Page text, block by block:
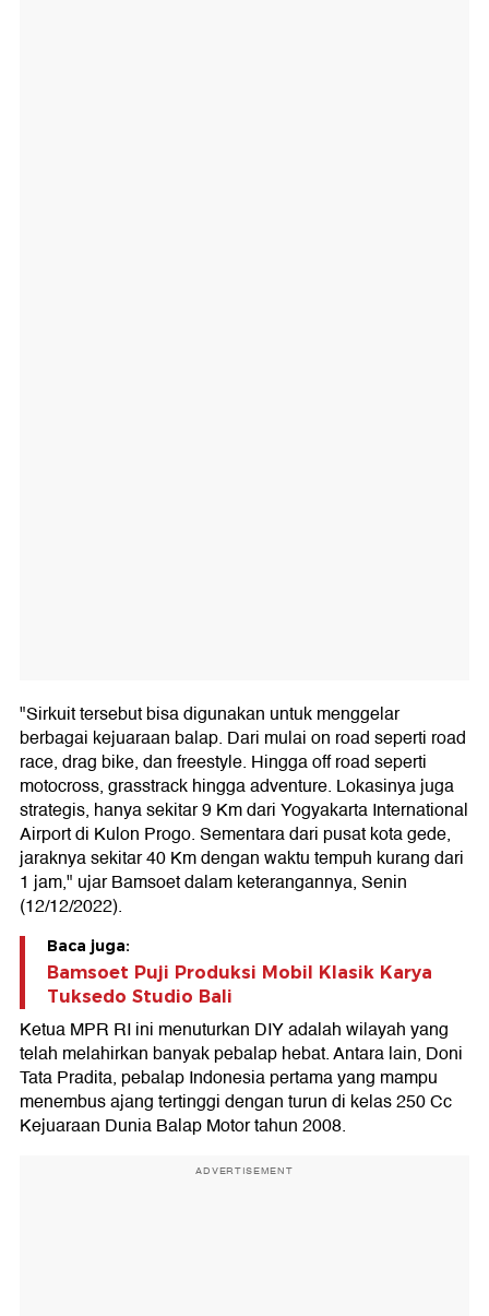
"Sirkuit tersebut bisa digunakan untuk menggelar
berbagai kejuaraan balap. Dari mulai on road seperti road
race, drag bike, dan freestyle. Hingga off road seperti
motocross, grasstrack hingga adventure. Lokasinya juga
strategis, hanya sekitar 9 Km dari Yogyakarta International
Airport di Kulon Progo. Sementara dari pusat kota gede,
jaraknya sekitar 40 Km dengan waktu tempuh kurang dari
1 jam," ujar Bamsoet dalam keterangannya, Senin
(12/12/2022).
Baca juga:
Bamsoet Puji Produksi Mobil Klasik Karya
Tuksedo Studio Bali
Ketua MPR RI ini menuturkan DIY adalah wilayah yang
telah melahirkan banyak pebalap hebat. Antara lain, Doni
Tata Pradita, pebalap Indonesia pertama yang mampu
menembus ajang tertinggi dengan turun di kelas 250 Cc
Kejuaraan Dunia Balap Motor tahun 2008.
ADVERTISEMENT